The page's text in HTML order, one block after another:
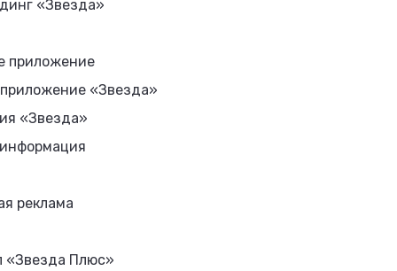
«Звезда»
приложение
«Звезда»
«Звезда»
реклама
«Звезда Плюс»